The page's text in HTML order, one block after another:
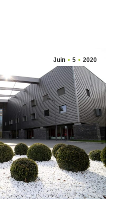
Juin 5 2020